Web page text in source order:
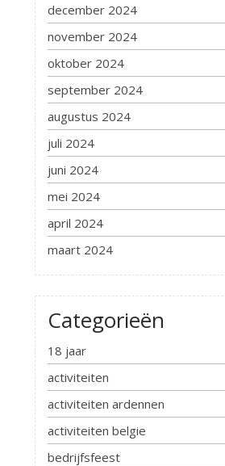
december 2024
november 2024
oktober 2024
september 2024
augustus 2024
juli 2024
juni 2024
mei 2024
april 2024
maart 2024
Categorieën
18 jaar
activiteiten
activiteiten ardennen
activiteiten belgie
bedrijfsfeest